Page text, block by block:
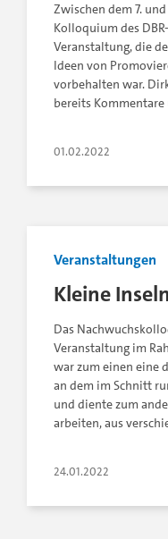
Zwischen dem 7.
Kolloquium des
Veranstaltung, die
Ideen von
vorbehalten war.
bereits
01.02.2022
Veranstaltungen
Kleine
Das
Veranstaltung im
war zum einen eine
an dem im Schnitt
und diente zum
arbeiten, aus
24.01.2022